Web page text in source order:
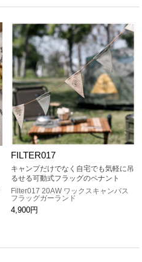
FILTER017
キャンプだけでなく自宅でも気軽に吊
るせる可動式フラッグのペナント
Filter017 20AW ワックスキャンバス
フラッグガーランド
4,900円